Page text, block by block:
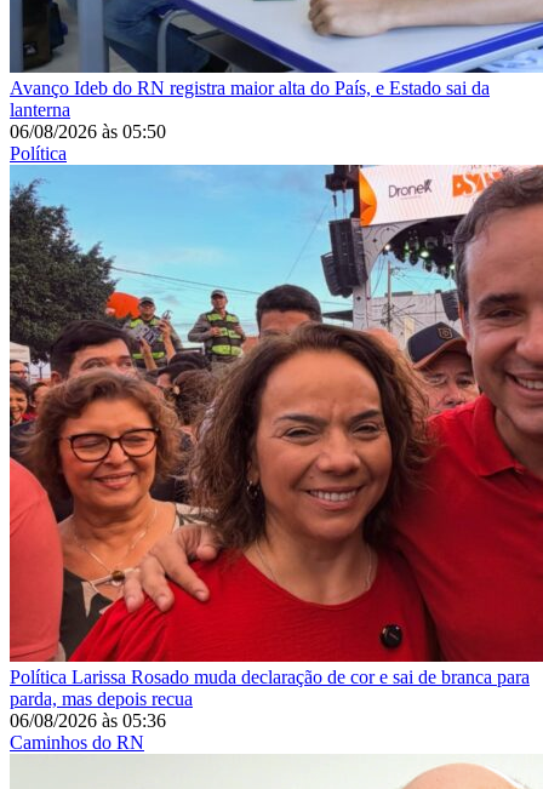
Avanço Ideb do RN registra maior alta do País, e Estado sai da
lanterna
06/08/2026 às 05:50
Política
Política Larissa Rosado muda declaração de cor e sai de branca para
parda, mas depois recua
06/08/2026 às 05:36
Caminhos do RN